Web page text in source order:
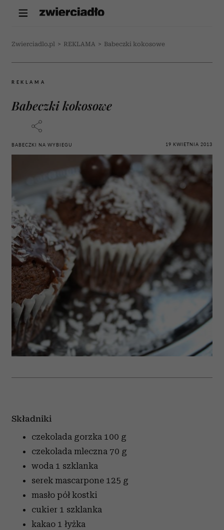
Zwierciadlo.pl > REKLAMA > Babeczki kokosowe
REKLAMA
Babeczki kokosowe
BABECZKI NA WYBIEGU 19 KWIETNIA 2013
Składniki
czekolada gorzka 100 g
czekolada mleczna 70 g
woda 1 szklanka
serek mascarpone 125 g
masło pół kostki
cukier 1 szklanka
kakao 1 łyżka